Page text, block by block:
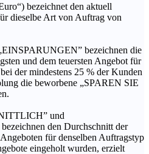
bezeichnet den aktuell
dieselbe Art von Auftrag von
bezeichnen die
und dem teuersten Angebot für
der mindestens 25 % der Kunden
die beworbene „SPAREN SIE
und
den Durchschnitt der
für denselben Auftragstyp
eingeholt wurden, erzielt